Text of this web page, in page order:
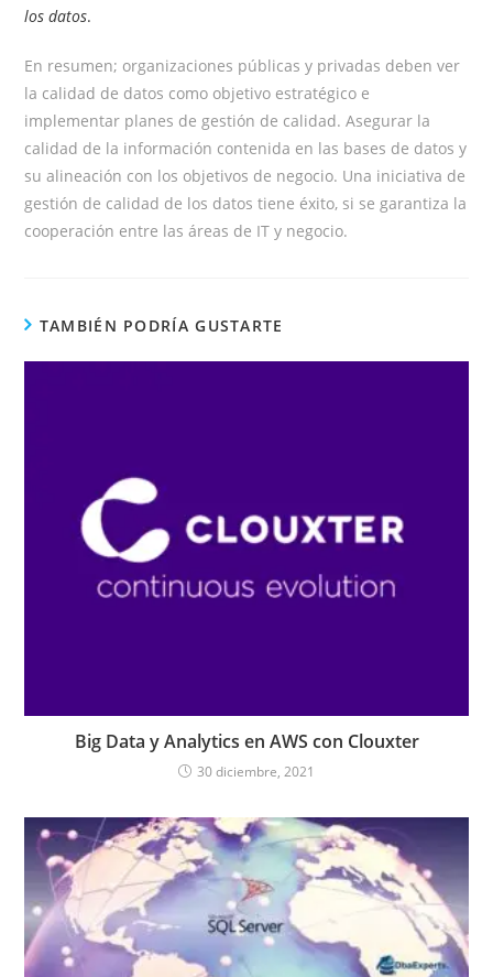
los datos.
En resumen; organizaciones públicas y privadas deben ver
la calidad de datos como objetivo estratégico e
implementar planes de gestión de calidad. Asegurar la
calidad de la información contenida en las bases de datos y
su alineación con los objetivos de negocio. Una iniciativa de
gestión de calidad de los datos tiene éxito, si se garantiza la
cooperación entre las áreas de IT y negocio.
TAMBIÉN PODRÍA GUSTARTE
Big Data y Analytics en AWS con Clouxter
30 diciembre, 2021